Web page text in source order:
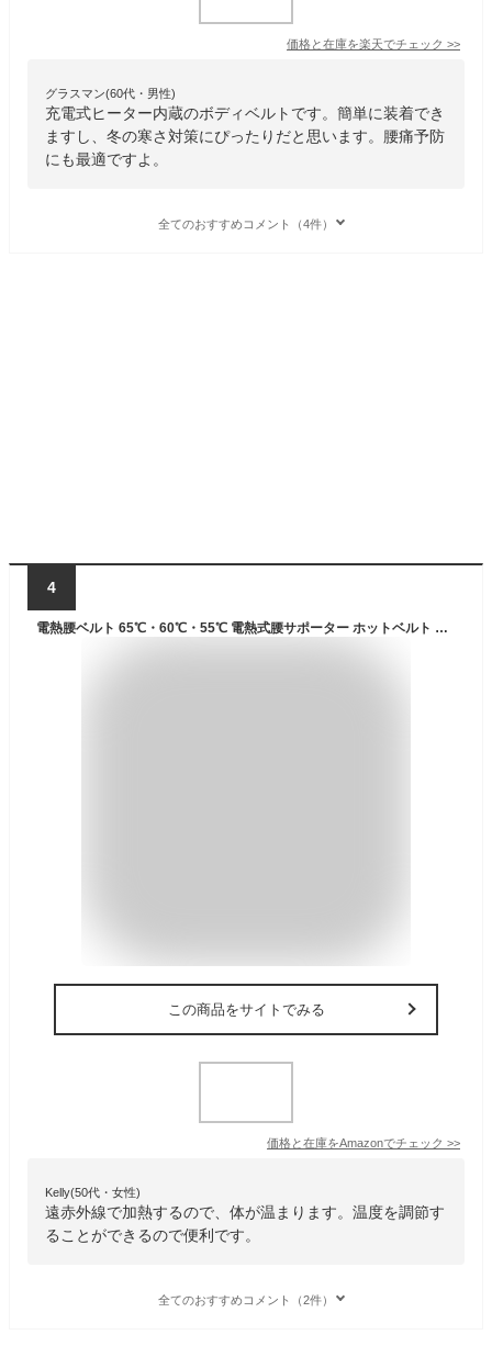
価格と在庫を楽天でチェック >>
グラスマン(60代・男性)
充電式ヒーター内蔵のボディベルトです。簡単に装着でき
ますし、冬の寒さ対策にぴったりだと思います。腰痛予防
にも最適ですよ。
全てのおすすめコメント（4件）
4
電熱腰ベルト 65℃・60℃・55℃ 電熱式腰サポーター ホットベルト 遠赤外線加熱 腹巻き 腰用 サポーター ウエストサポート 自宅用＆オフィス用 月経 背中 お腹 腰 65℃過熱保護 オートオフ機能
この商品をサイトでみる
価格と在庫をAmazonでチェック >>
Kelly(50代・女性)
遠赤外線で加熱するので、体が温まります。温度を調節す
ることができるので便利です。
全てのおすすめコメント（2件）